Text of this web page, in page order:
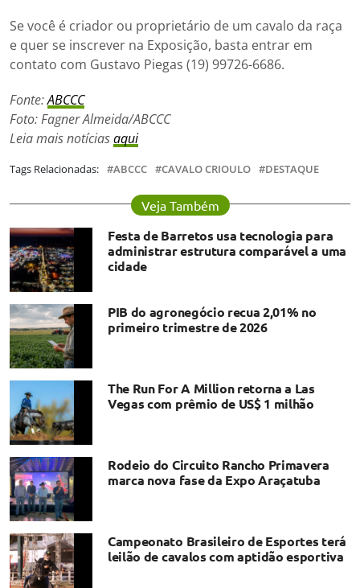
Se você é criador ou proprietário de um cavalo da raça
e quer se inscrever na Exposição, basta entrar em
contato com Gustavo Piegas (19) 99726-6686.
Fonte:ABCCC
Foto: Fagner Almeida/ABCCC
Leia mais notíciasaqui
Tags Relacionadas: ABCCC CAVALO CRIOULO DESTAQUE
Veja Também
Festa de Barretos usa tecnologia para
administrar estrutura comparável a uma
cidade
PIB do agronegócio recua 2,01% no
primeiro trimestre de 2026
The Run For A Million retorna a Las
Vegas com prêmio de US$ 1 milhão
Rodeio do Circuito Rancho Primavera
marca nova fase da Expo Araçatuba
Campeonato Brasileiro de Esportes terá
leilão de cavalos com aptidão esportiva